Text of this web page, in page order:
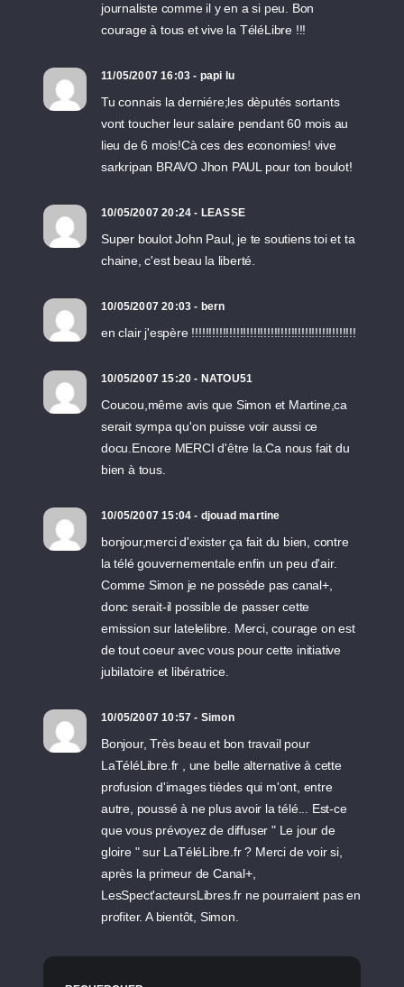
journaliste comme il y en a si peu. Bon
courage à tous et vive la TéléLibre !!!
11/05/2007 16:03 - papi lu
Tu connais la derniére;les dèputés sortants
vont toucher leur salaire pendant 60 mois au
lieu de 6 mois!Cà ces des economies! vive
sarkripan BRAVO Jhon PAUL pour ton boulot!
10/05/2007 20:24 - LEASSE
Super boulot John Paul, je te soutiens toi et ta
chaine, c'est beau la liberté.
10/05/2007 20:03 - bern
en clair j'espère !!!!!!!!!!!!!!!!!!!!!!!!!!!!!!!!!!!!!!!!!!!!!!!!
10/05/2007 15:20 - NATOU51
Coucou,même avis que Simon et Martine,ca
serait sympa qu'on puisse voir aussi ce
docu.Encore MERCI d'être la.Ca nous fait du
bien à tous.
10/05/2007 15:04 - djouad martine
bonjour,merci d'exister ça fait du bien, contre
la télé gouvernementale enfin un peu d'air.
Comme Simon je ne possède pas canal+,
donc serait-il possible de passer cette
emission sur latelelibre. Merci, courage on est
de tout coeur avec vous pour cette initiative
jubilatoire et libératrice.
10/05/2007 10:57 - Simon
Bonjour, Très beau et bon travail pour
LaTéléLibre.fr , une belle alternative à cette
profusion d'images tièdes qui m'ont, entre
autre, poussé à ne plus avoir la télé... Est-ce
que vous prévoyez de diffuser " Le jour de
gloire " sur LaTéléLibre.fr ? Merci de voir si,
après la primeur de Canal+,
LesSpect'acteursLibres.fr ne pourraient pas en
profiter. A bientôt, Simon.